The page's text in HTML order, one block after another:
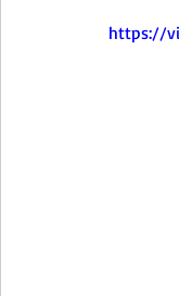
https://